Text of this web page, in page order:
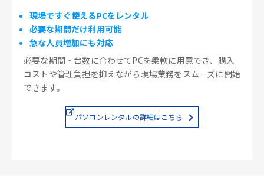
現場ですぐ使えるPCをレンタル
必要な期間だけ利用可能
急な人員増加にも対応
必要な期間・台数に合わせてPCを柔軟に用意でき、購入
コストや管理負担を抑えながら現場業務をスムーズに開始
できます。
パソコンレンタルの詳細はこちら